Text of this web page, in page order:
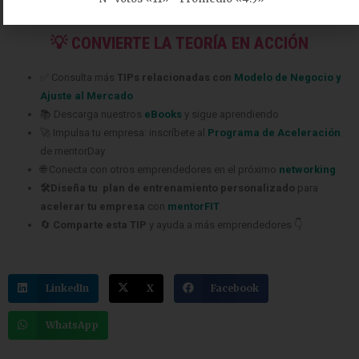
metodología del MIT.
💡 CONVIERTE LA TEORÍA EN ACCIÓN
✅ Consulta más TIPs relacionadas con Modelo de Negocio y
Ajuste al Mercado
📚 Descarga nuestros eBooks y sigue aprendiendo
🚀 Impulsa tu empresa: inscríbete al Programa de Aceleración
de mentorDay
🌐 Conecta con otros emprendedores en el próximo networking
🛠️Diseña tu plan de entrenamiento personalizado para
acelerar tu empresa con mentorFIT
🔄 Comparte esta TIP y ayuda a más emprendedores 👇
LinkedIn X Facebook
WhatsApp